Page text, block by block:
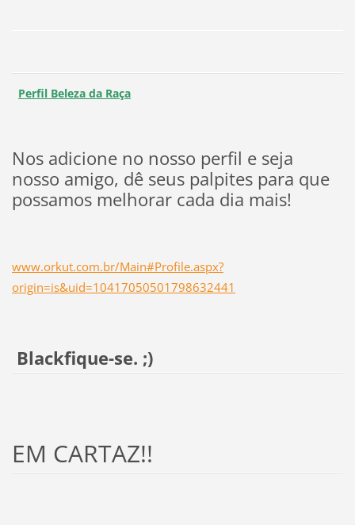
Perfil Beleza da Raça
Nos adicione no nosso perfil e seja
nosso amigo, dê seus palpites para que
possamos melhorar cada dia mais!
www.orkut.com.br/Main#Profile.aspx?
origin=is&uid=10417050501798632441
Blackfique-se. ;)
EM CARTAZ!!